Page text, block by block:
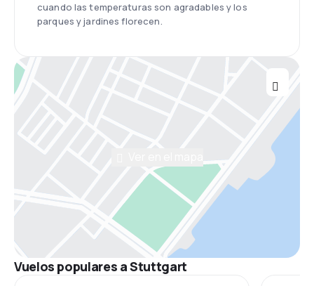
cuando las temperaturas son agradables y los
parques y jardines florecen.
Vuelos populares a Stuttgart